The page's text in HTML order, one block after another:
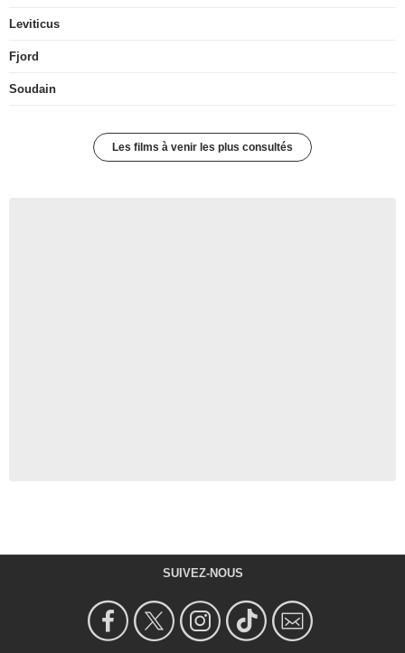
Leviticus
Fjord
Soudain
Les films à venir les plus consultés
SUIVEZ-NOUS